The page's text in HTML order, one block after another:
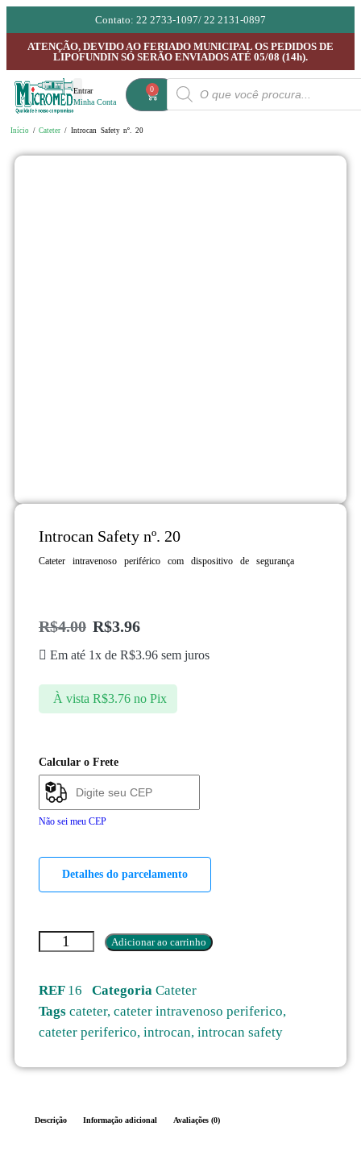
Contato: 22 2733-1097/ 22 2131-0897
ATENÇÃO, DEVIDO AO FERIADO MUNICIPAL OS PEDIDOS DE
LIPOFUNDIN SÓ SERÃO ENVIADOS ATÉ 05/08 (14h).
Entrar
Minha Conta
0
Início /Cateter / Introcan Safety nº. 20
Introcan Safety nº. 20
Cateter intravenoso periférico com dispositivo de segurança
R$4.00 R$3.96
Em até 1x de R$3.96 sem juros
À vista R$3.76 no Pix
Calcular o Frete
Não sei meu CEP
Detalhes do parcelamento
Adicionar ao carrinho
REF 16 Categoria Cateter
Tags cateter, cateter intravenoso periferico,
cateter periferico, introcan, introcan safety
Descrição Informação adicional Avaliações (0)